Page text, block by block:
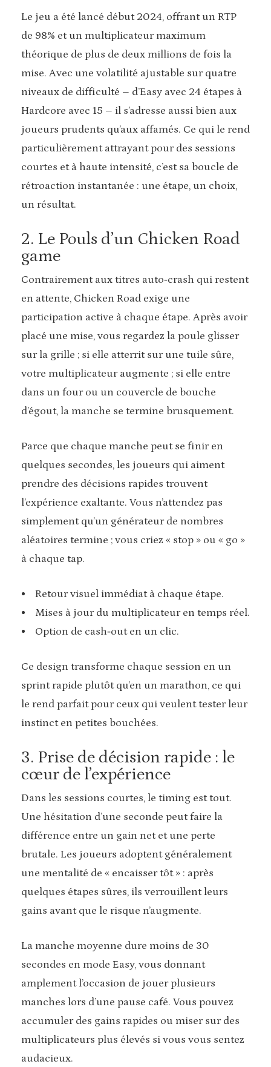
Le jeu a été lancé début 2024, offrant un RTP
de 98% et un multiplicateur maximum
théorique de plus de deux millions de fois la
mise. Avec une volatilité ajustable sur quatre
niveaux de difficulté – d’Easy avec 24 étapes à
Hardcore avec 15 – il s’adresse aussi bien aux
joueurs prudents qu’aux affamés. Ce qui le rend
particulièrement attrayant pour des sessions
courtes et à haute intensité, c’est sa boucle de
rétroaction instantanée : une étape, un choix,
un résultat.
2. Le Pouls d’un Chicken Road
game
Contrairement aux titres auto‑crash qui restent
en attente, Chicken Road exige une
participation active à chaque étape. Après avoir
placé une mise, vous regardez la poule glisser
sur la grille ; si elle atterrit sur une tuile sûre,
votre multiplicateur augmente ; si elle entre
dans un four ou un couvercle de bouche
d’égout, la manche se termine brusquement.
Parce que chaque manche peut se finir en
quelques secondes, les joueurs qui aiment
prendre des décisions rapides trouvent
l’expérience exaltante. Vous n’attendez pas
simplement qu’un générateur de nombres
aléatoires termine ; vous criez « stop » ou « go »
à chaque tap.
Retour visuel immédiat à chaque étape.
Mises à jour du multiplicateur en temps réel.
Option de cash‑out en un clic.
Ce design transforme chaque session en un
sprint rapide plutôt qu’en un marathon, ce qui
le rend parfait pour ceux qui veulent tester leur
instinct en petites bouchées.
3. Prise de décision rapide : le
cœur de l’expérience
Dans les sessions courtes, le timing est tout.
Une hésitation d’une seconde peut faire la
différence entre un gain net et une perte
brutale. Les joueurs adoptent généralement
une mentalité de « encaisser tôt » : après
quelques étapes sûres, ils verrouillent leurs
gains avant que le risque n’augmente.
La manche moyenne dure moins de 30
secondes en mode Easy, vous donnant
amplement l’occasion de jouer plusieurs
manches lors d’une pause café. Vous pouvez
accumuler des gains rapides ou miser sur des
multiplicateurs plus élevés si vous vous sentez
audacieux.